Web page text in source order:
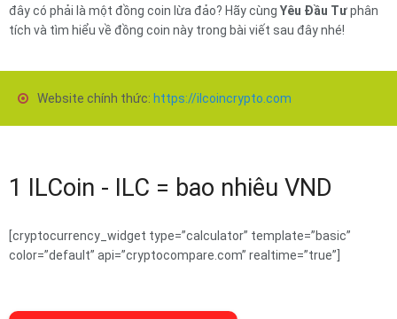
đây có phải là một đồng coin lừa đảo? Hãy cùng Yêu Đầu Tưphân
tích và tìm hiểu về đồng coin này trong bài viết sau đây nhé!
Website chính thức: https://ilcoincrypto.com
1 ILCoin - ILC = bao nhiêu VND
[cryptocurrency_widget type=”calculator” template=”basic”
color=”default” api=”cryptocompare.com” realtime=”true”]